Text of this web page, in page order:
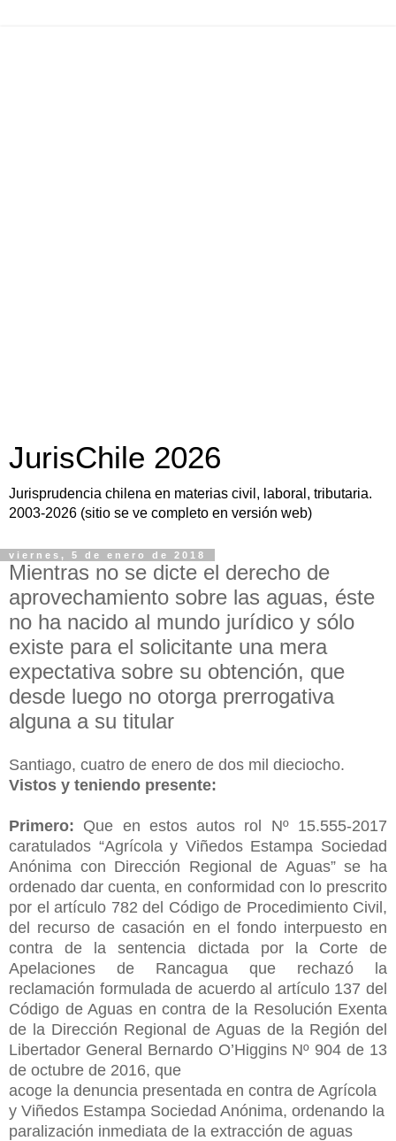
JurisChile 2026
Jurisprudencia chilena en materias civil, laboral, tributaria.
2003-2026 (sitio se ve completo en versión web)
viernes, 5 de enero de 2018
Mientras no se dicte el derecho de
aprovechamiento sobre las aguas, éste
no ha nacido al mundo jurídico y sólo
existe para el solicitante una mera
expectativa sobre su obtención, que
desde luego no otorga prerrogativa
alguna a su titular
Santiago, cuatro de enero de dos mil dieciocho.
Vistos y teniendo presente:
Primero: Que en estos autos rol Nº 15.555-2017
caratulados “Agrícola y Viñedos Estampa Sociedad
Anónima con Dirección Regional de Aguas” se ha
ordenado dar cuenta, en conformidad con lo prescrito
por el artículo 782 del Código de Procedimiento Civil,
del recurso de casación en el fondo interpuesto en
contra de la sentencia dictada por la Corte de
Apelaciones de Rancagua que rechazó la
reclamación formulada de acuerdo al artículo 137 del
Código de Aguas en contra de la Resolución Exenta
de la Dirección Regional de Aguas de la Región del
Libertador General Bernardo O’Higgins Nº 904 de 13
de octubre de 2016, que
acoge la denuncia presentada en contra de Agrícola
y Viñedos Estampa Sociedad Anónima, ordenando la
paralización inmediata de la extracción de aguas